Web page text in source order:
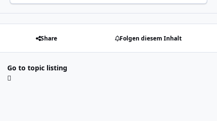
Share Folgen diesem Inhalt
Go to topic listing